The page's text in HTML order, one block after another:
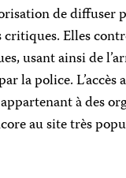
de diffuser
Elles
usant ainsi de
la police. L’accès
à des
au site très